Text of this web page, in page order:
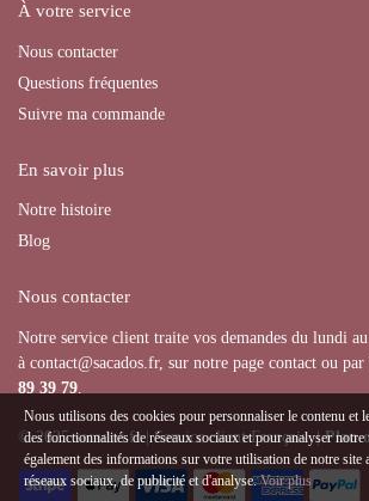
À votre service
Nous contacter
Questions fréquentes
Suivre ma commande
En savoir plus
Notre histoire
Blog
Nous contacter
Notre service client traite vos demandes du lundi
à contact@sacados.fr, sur notre page contact ou
89 39 79
© 2025 sacados.fr | Service client Français |Plan
Nous utilisons des cookies pour personnaliser le contenu et
des fonctionnalités de réseaux sociaux et pour analyser
également des informations sur votre utilisation de notre site
réseaux sociaux, de publicité et d'analyse.Voir plus